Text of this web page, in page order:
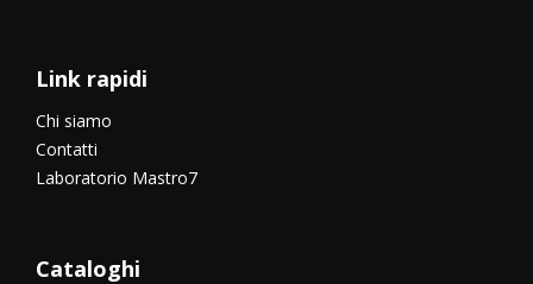
Link rapidi
Chi siamo
Contatti
Laboratorio Mastro7
Cataloghi